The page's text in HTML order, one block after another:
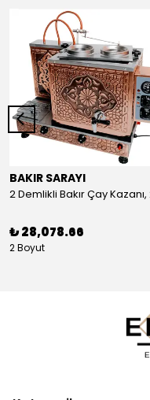
BAKIR SARAYI
₺ 28,078.66
2 Boyut